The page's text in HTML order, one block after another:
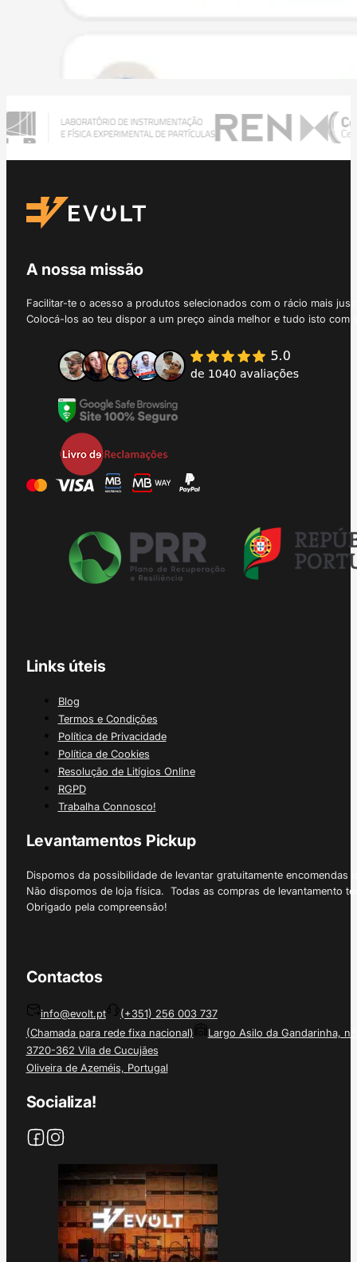
A nossa missão
Facilitar-te o acesso a produtos selecionados com o rácio mais
Colocá-los ao teu dispor a um preço ainda melhor e tudo isto
Links úteis
Blog
Termos e Condições
Política de Privacidade
Política de Cookies
Resolução de Litígios Online
RGPD
Trabalha Connosco!
Levantamentos Pickup
Dispomos da possibilidade de levantar gratuitamente
Não dispomos de loja física. Todas as compras de levantamento
Obrigado pela compreensão!
Contactos
info@evolt.pt
(+351) 256 003 737
(Chamada para rede fixa nacional)
Largo Asilo da Gandarinha, nº
3720-362 Vila de Cucujães
Oliveira de Azeméis, Portugal
Socializa!